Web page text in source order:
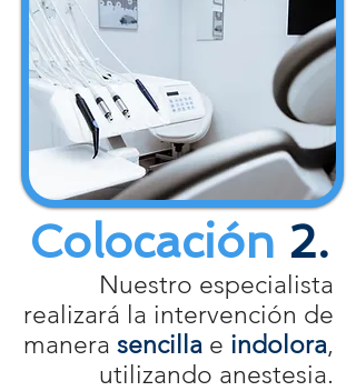
Colocación 2.
Nuestro especialista
realizará la intervención de
manera sencilla e indolora,
utilizando anestesia.